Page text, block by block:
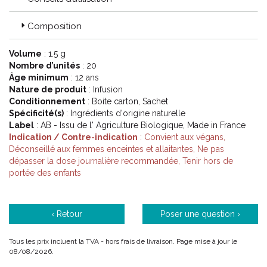
Les infusions sont ainsi soigneusement formulée avec un
Code ACL : 6332791
Code EAN : 3428883604103
Composition
Volume : 1.5 g
Nombre d’unités : 20
Âge minimum : 12 ans
Nature de produit : Infusion
Conditionnement : Boite carton, Sachet
Spécificité(s) : Ingrédients d'origine naturelle
Label : AB - Issu de l' Agriculture Biologique, Made in France
Indication / Contre-indication : Convient aux végans,
Déconseillé aux femmes enceintes et allaitantes, Ne pas
dépasser la dose journalière recommandée, Tenir hors de
portée des enfants
‹ Retour Poser une question ›
Tous les prix incluent la TVA - hors frais de livraison. Page mise à jour le
08/08/2026.